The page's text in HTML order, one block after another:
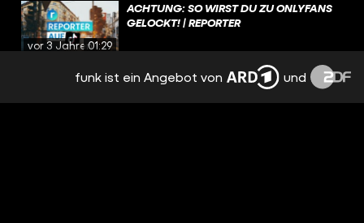
vor 3 Jahren01:29
ACHTUNG: SO WIRST DU ZU ONLYFANS
GELOCKT! | REPORTER
AUFWACHSEN MIT EINER ALMOND MOM I
funk ist ein Angebot von und